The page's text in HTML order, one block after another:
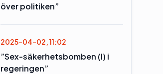
över politiken”
2025-04-02, 11:02
”Sex-säkerhetsbomben (l) i
regeringen”